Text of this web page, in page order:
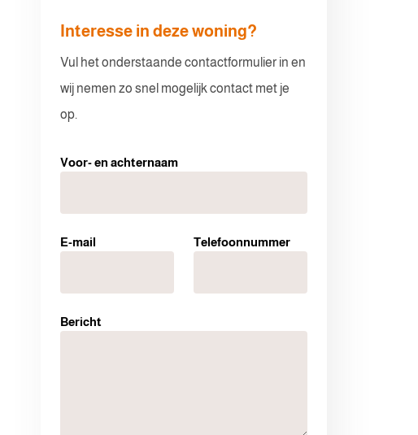
Interesse in deze woning?
Vul het onderstaande contactformulier in en
wij nemen zo snel mogelijk contact met je
op.
Voor- en achternaam
E-mail Telefoonnummer
Bericht